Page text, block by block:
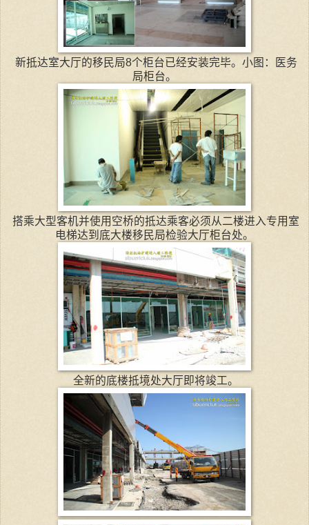
新抵达室大厅的移民局8个柜台已经安装完毕。小图：医务
局柜台。
搭乘大型客机并使用空桥的抵达乘客必须从二楼进入专用室
电梯达到底大楼移民局检验大厅柜台处。
全新的底楼抵境处大厅即将竣工。